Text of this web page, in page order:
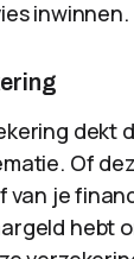
inwinnen.
dekt
Of
van je
hebt